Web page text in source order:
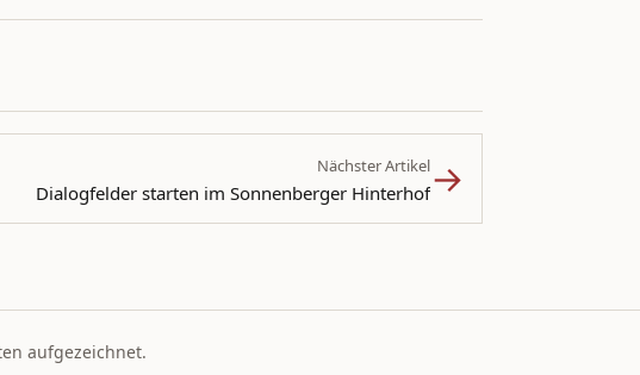
Nächster Artikel
Dialogfelder starten im Sonnenberger Hinterhof→
aufgezeichnet.